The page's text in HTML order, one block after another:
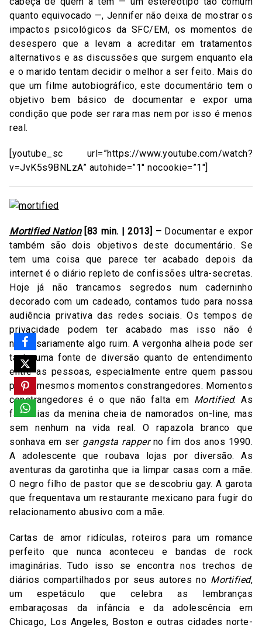
quanto equivocado —, Jennifer não deixa de mostrar os
impactos psicológicos da SFC/EM, os momentos de
desespero que a levam a acreditar em tratamentos
alternativos e as discussões que surgem enquanto ela
e o marido tentam decidir o melhor a ser feito. Mais do
que um filme autobiográfico, este documentário tem o
objetivo bem básico de documentar e expor uma
condição que pode ser rara mas nem por isso é menos
real.
[youtube_sc url=”https://www.youtube.com/watch?
v=JvK5s9BNLzA” autohide=”1″ nocookie=”1″]
Mortified Nation[83 min. | 2013] – Documentar e expor
também são dois objetivos deste documentário. Se
tem uma coisa que parece ter acabado depois da
internet é o diário repleto de confissões ultra-secretas.
Hoje já não trancamos segredos num caderninho
decorado com um cadeado, contamos tudo para nossa
audiência privativa das redes sociais. Os tempos de
privacidade podem ter acabado mas isso não é
necessariamente algo ruim. A vergonha alheia pode ser
tanto uma fonte de diversão quanto de entendimento
entre as pessoas, especialmente entre quem passou
pelos mesmos momentos constrangedores. Momentos
constrangedores é o que não falta em Mortified: As
fantasias da menina cheia de namorados on-line, mas
sem nenhum na vida real. O rapazola branco que
sonhava em ser gangsta rapperno fim dos anos 1990.
A adolescente que roubava lojas por diversão. As
aventuras da garotinha que ia limpar casas com a mãe.
O negro filho de pastor que se descobriu gay. A garota
que frequentava um restaurante mexicano para fugir do
relacionamento abusivo com a mãe.
Cartas de amor ridículas, roteiros para um romance
perfeito que nunca aconteceu e bandas de rock
imaginárias. Tudo isso se encontra nos trechos de
diários compartilhados por seus autores no Mortified,
um espetáculo que celebra as lembranças
embaraçosas da infância e da adolescência em
Chicago, Los Angeles, Boston e outras cidades norte-